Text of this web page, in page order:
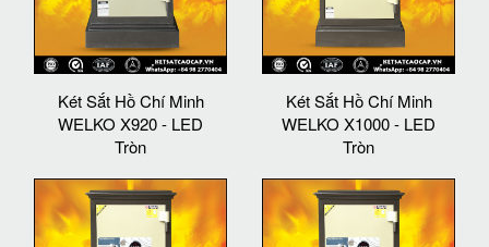
Két Sắt Hồ Chí Minh
WELKO X920 - LED
Tròn
Két Sắt Hồ Chí Minh
WELKO X1000 - LED
Tròn